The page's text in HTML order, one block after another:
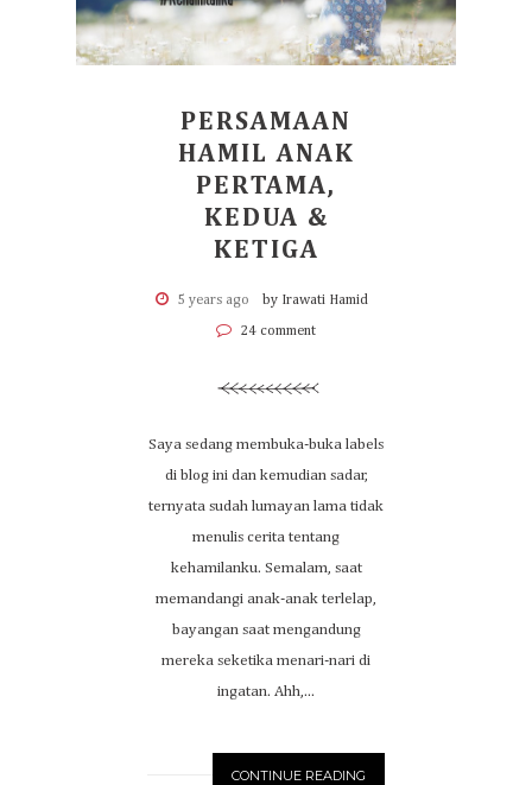
PERSAMAAN
HAMIL ANAK
PERTAMA,
KEDUA &
KETIGA
5 years ago by Irawati Hamid
24 comment
Saya sedang membuka-buka labels
di blog ini dan kemudian sadar,
ternyata sudah lumayan lama tidak
menulis cerita tentang
kehamilanku. Semalam, saat
memandangi anak-anak terlelap,
bayangan saat mengandung
mereka seketika menari-nari di
ingatan. Ahh,...
CONTINUE READING